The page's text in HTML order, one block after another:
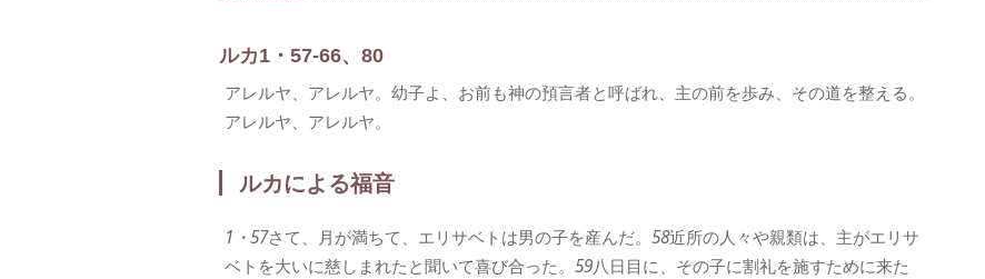
ルカ1・57-66、80
アレルヤ、アレルヤ。幼子よ、お前も神の預言者と呼ばれ、主の前を歩み、その道を整える。
アレルヤ、アレルヤ。
ルカによる福音
1・57さて、月が満ちて、エリサベトは男の子を産んだ。 58近所の人々や親類は、主がエリサ
ベトを大いに慈しまれたと聞いて喜び合った。 59八日目に、その子に割礼を施すために来た